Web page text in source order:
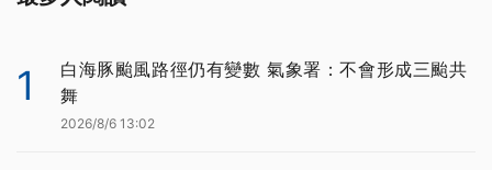
1
白海豚颱風路徑仍有變數 氣象署：不會形成三颱共
舞
2026/8/6 13:02